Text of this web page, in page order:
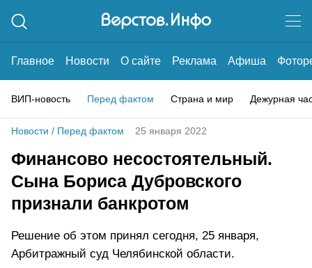
Главное Новости О сайте Реклама Афиша
ВИП-новость Перед фактом Страна и мир Дежурная
Новости / Перед фактом 25 января 2022
Финансово несостоятельный.
Сына Бориса Дубровского
признали банкротом
Решение об этом принял сегодня, 25 января,
Арбитражный суд Челябинской области.